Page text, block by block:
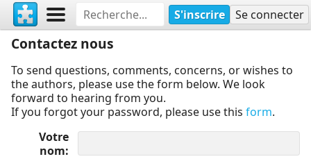
S'inscrire Se connecter
Contactez nous
To send questions, comments, concerns, or wishes to
the authors, please use the form below. We look
forward to hearing from you.
If you forgot your password, please use this form.
Votre
nom